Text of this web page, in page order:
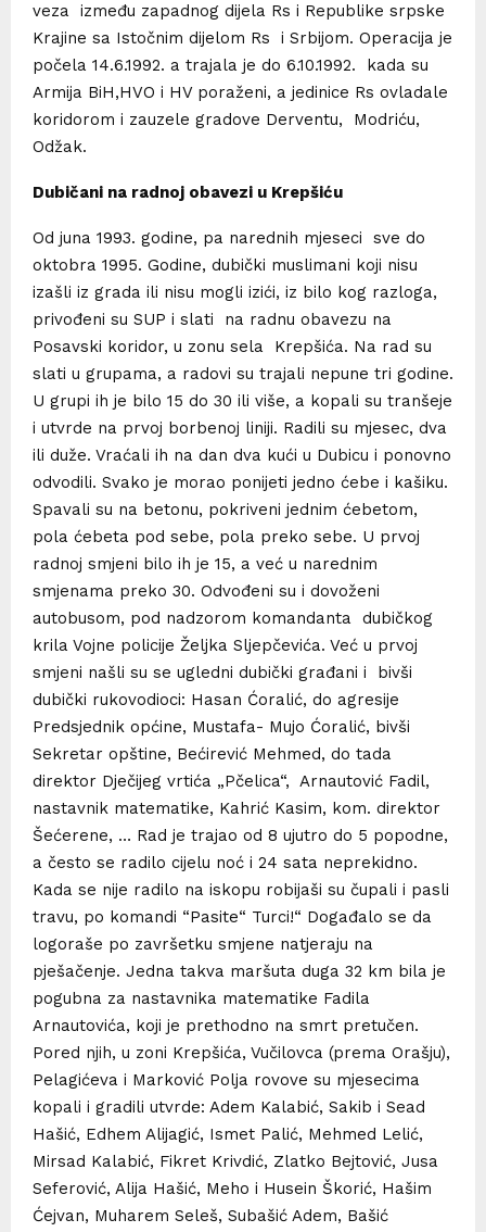
veza između zapadnog dijela Rs i Republike srpske
Krajine sa Istočnim dijelom Rs i Srbijom. Operacija je
počela 14.6.1992. a trajala je do 6.10.1992. kada su
Armija BiH,HVO i HV poraženi, a jedinice Rs ovladale
koridorom i zauzele gradove Derventu, Modriću,
Odžak.
Dubičani na radnoj obavezi u Krepšiću
Od juna 1993. godine, pa narednih mjeseci sve do
oktobra 1995. Godine, dubički muslimani koji nisu
izašli iz grada ili nisu mogli izići, iz bilo kog razloga,
privođeni su SUP i slati na radnu obavezu na
Posavski koridor, u zonu sela Krepšića. Na rad su
slati u grupama, a radovi su trajali nepune tri godine.
U grupi ih je bilo 15 do 30 ili više, a kopali su tranšeje
i utvrde na prvoj borbenoj liniji. Radili su mjesec, dva
ili duže. Vraćali ih na dan dva kući u Dubicu i ponovno
odvodili. Svako je morao ponijeti jedno ćebe i kašiku.
Spavali su na betonu, pokriveni jednim ćebetom,
pola ćebeta pod sebe, pola preko sebe. U prvoj
radnoj smjeni bilo ih je 15, a već u narednim
smjenama preko 30. Odvođeni su i dovoženi
autobusom, pod nadzorom komandanta dubičkog
krila Vojne policije Željka Sljepčevića. Već u prvoj
smjeni našli su se ugledni dubički građani i bivši
dubički rukovodioci: Hasan Ćoralić, do agresije
Predsjednik općine, Mustafa- Mujo Ćoralić, bivši
Sekretar opštine, Bećirević Mehmed, do tada
direktor Dječijeg vrtića „Pčelica“, Arnautović Fadil,
nastavnik matematike, Kahrić Kasim, kom. direktor
Šećerene, … Rad je trajao od 8 ujutro do 5 popodne,
a često se radilo cijelu noć i 24 sata neprekidno.
Kada se nije radilo na iskopu robijaši su čupali i pasli
travu, po komandi “Pasite“ Turci!“ Događalo se da
logoraše po završetku smjene natjeraju na
pješačenje. Jedna takva maršuta duga 32 km bila je
pogubna za nastavnika matematike Fadila
Arnautovića, koji je prethodno na smrt pretučen.
Pored njih, u zoni Krepšića, Vučilovca (prema Orašju),
Pelagićeva i Marković Polja rovove su mjesecima
kopali i gradili utvrde: Adem Kalabić, Sakib i Sead
Hašić, Edhem Alijagić, Ismet Palić, Mehmed Lelić,
Mirsad Kalabić, Fikret Krivdić, Zlatko Bejtović, Jusa
Seferović, Alija Hašić, Meho i Husein Škorić, Hašim
Ćejvan, Muharem Seleš, Subašić Adem, Bašić